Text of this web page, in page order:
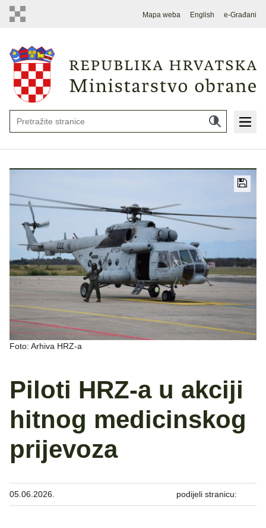
Mapa weba English e-Građani
Foto: Arhiva HRZ-a
Piloti HRZ-a u akciji
hitnog medicinskog
prijevoza
05.06.2026. podijeli stranicu: